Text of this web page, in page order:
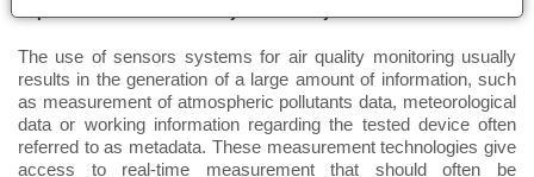
The use of sensors systems for air quality monitoring usually
results in the generation of a large amount of information, such
as measurement of atmospheric pollutants data, meteorological
data or working information regarding the tested device often
referred to as metadata. These measurement technologies give
access to real-time measurement that should often be